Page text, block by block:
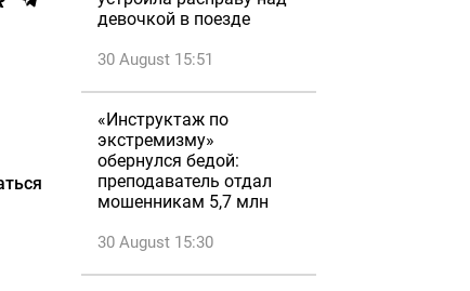
девочкой в поезде
30 August 15:51
«Инструктаж по
экстремизму»
обернулся бедой:
преподаватель отдал
мошенникам 5,7 млн
30 August 15:30